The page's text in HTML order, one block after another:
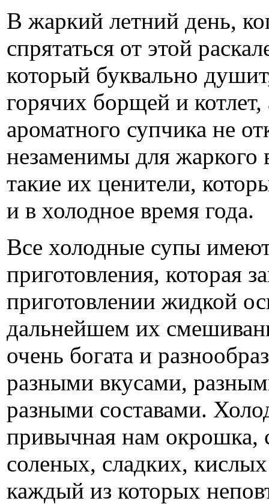
В жаркий летний день,
спрятаться от этой
который буквально
горячих борщей и
ароматного супчика не
незаменимы для жаркого
такие их ценители,
и в холодное время года.
Все холодные супы
приготовления, которая
приготовлении жидкой
дальнейшем их
очень богата и
разными вкусами,
разными составами.
привычная нам окрошка,
соленых, сладких,
каждый из которых